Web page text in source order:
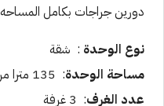
دورين جراجات بكامل المساحه
نوع الوحدة : شقة
مساحة الوحدة: 135 مترا مربعا
عدد الغرف: 3 غرفة